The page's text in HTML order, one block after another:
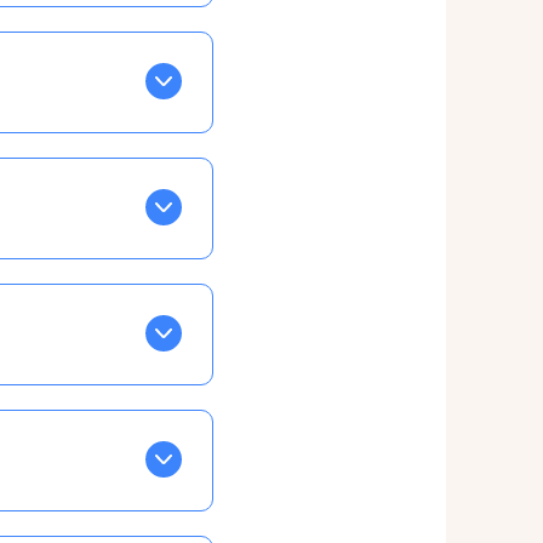
Tapez sur celle
EN VERT
la semaine, mais
ainsi vous
taux horaire
confirmations par
ce qui ne vous
à cet effet